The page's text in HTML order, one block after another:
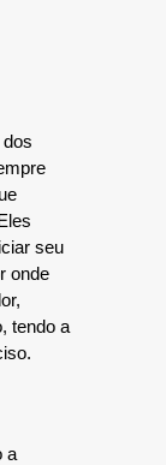
seu
onde
tendo a
a